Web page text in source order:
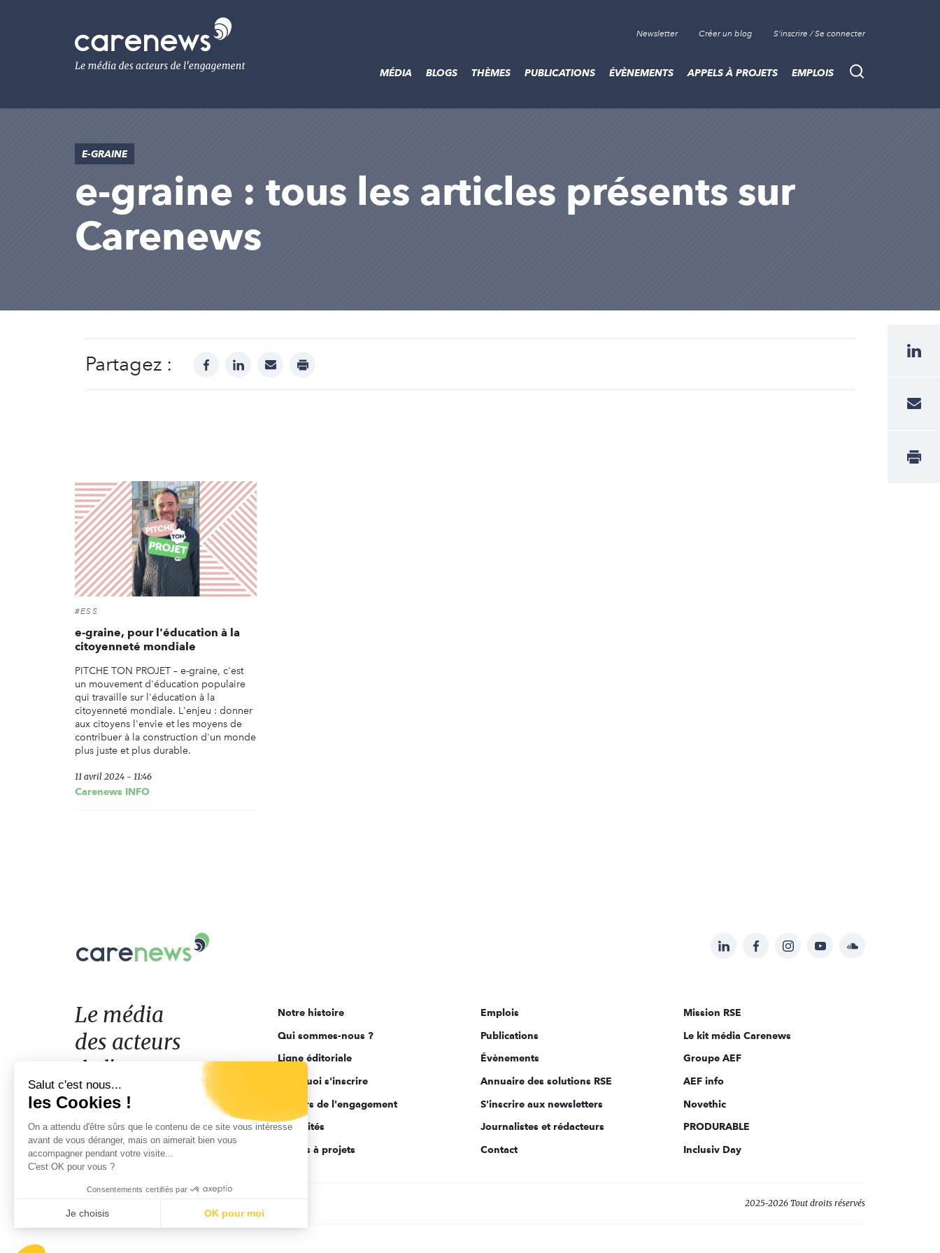
Le
média
de
Newsletter Créer un blog S'inscrire / Se connecter
Recherche
MÉDIA BLOGS THÈMES PUBLICATIONS ÉVÈNEMENTS APPELS À PROJETS EMPLOIS
E-GRAINE
e-graine : tous les articles présents sur
Carenews
Partagez : facebooklinkedinmail print
#ESS
e-graine, pour l'éducation à la
citoyenneté mondiale
PITCHE TON PROJET – e-graine, c'est
un mouvement d'éducation populaire
qui travaille sur l'éducation à la
citoyenneté mondiale. L'enjeu : donner
aux citoyens l'envie et les moyens de
contribuer à la construction d'un monde
plus juste et plus durable.
11 avril 2024 - 11:46
Carenews INFO
Suivez-
sur:
LinkedInFacebookInstagramYouTubeSoundcloud
Le
acteurs
de
l'engagement
Le média
des acteurs
de l'engagement
Notre histoire
Qui sommes-nous ?
Ligne éditoriale
Pourquoi s'inscrire
Acteurs de l'engagement
Actualités
Appels à projets
Emplois
Publications
Évènements
Annuaire des solutions RSE
S'inscrire aux newsletters
Journalistes et rédacteurs
Contact
Mission RSE
Le kit média Carenews
Groupe AEF
AEF info
Novethic
PRODURABLE
Inclusiv Day
2025-2026 Tout droits réservés
les Cookies !
de ce site vous intéresse avant de
vous déranger, mais on aimerait bien vous accompagner pendant
votre visite...
C'est OK pour vous ?
Consentements certifiés par
Je choisis OK pour moi